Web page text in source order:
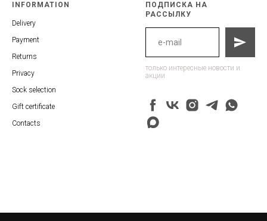
INFORMATION
Delivery
Payment
Returns
Privacy
Sock selection
Gift certificate
Contacts
ПОДПИСКА НА
РАССЫЛКУ
только интересные новости и
акции